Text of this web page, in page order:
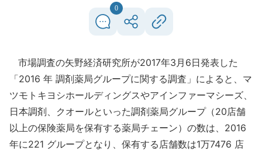
0
市場調査の矢野経済研究所が2017年3月6日発表した
「2016 年 調剤薬局グループに関する調査」によると、マ
ツモトキヨシホールディングスやアインファーマシーズ、
日本調剤、クオールといった調剤薬局グループ（20店舗
以上の保険薬局を保有する薬局チェーン）の数は、2016
年に221 グループとなり、保有する店舗数は1万7476 店